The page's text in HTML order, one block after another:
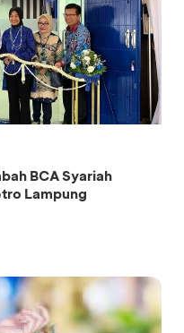
BCA Syariah
Lampung